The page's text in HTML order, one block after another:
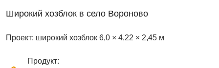
Широкий хозблок в село Вороново
Проект: широкий хозблок 6,0 × 4,22 × 2,45 м
Продукт